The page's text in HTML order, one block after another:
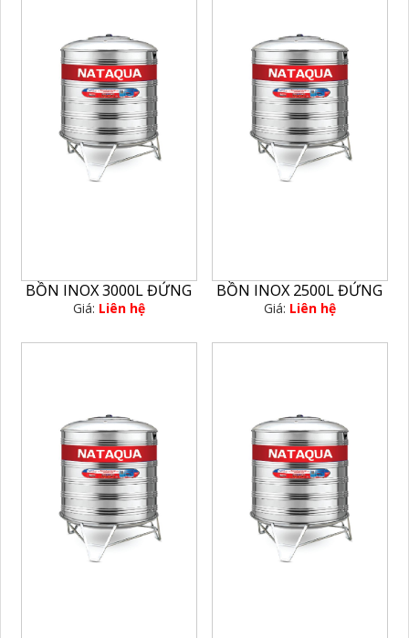
BỒN INOX 3000L ĐỨNG
Giá: Liên hệ
BỒN INOX 2500L ĐỨNG
Giá: Liên hệ